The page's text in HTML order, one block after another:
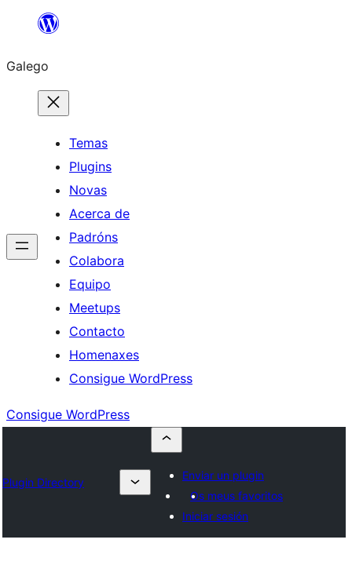
Saltar
contido
Galego
Temas
Plugins
Novas
Acerca de
Padróns
Colabora
Equipo
Meetups
Contacto
Homenaxes
Consigue WordPress
Consigue WordPress
Plugin Directory
Enviar un plugin
Os meus favoritos
Iniciar sesión